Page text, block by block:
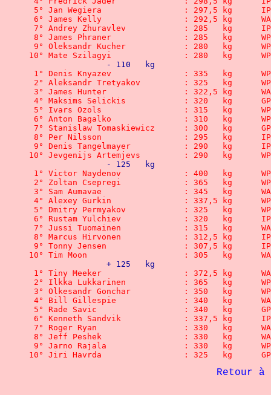
5° Jan Wegiera
6° James
7° Andrey Zhuravlev
8° James Phraner
9° Oleksandr Kucher
10° Mate Szilagyi
		- 110   kg
1° Denis Knyazev
2° Aleksandr Tretyakov
3° James
4° Maksims Selickis
5° Ivars Ozols		 	:
6° Anton Bagalko
7° Stanislaw
8° Per Nilsson
9° Denis Tangelmayer
10° Jevgenijs Artemjevs
		- 125   kg
1° Victor Naydenov
2° Zoltan Csepregi
3° Sam
4° Alexey Gurkin	 	:
5° Dmitry Permyakov
6° Rustam Yulchiev
7° Jussi
8° Marcus Hirvonen
9° Tonny Jensen
10° Tim
		+ 125   kg
1° Tiny
2° Ilkka Lukkarinen
3° Olkesandr Gonchar
4° Bill
5° Rade Savic  		:
6° Kenneth Sandvik
7° Roger
8° Jeff
9° Jarno Rajala	  	:
10° Jiri Havrda
Retour à la